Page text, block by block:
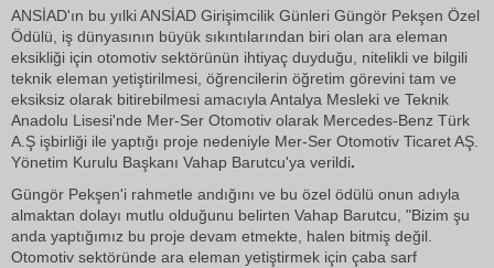
ANSİAD'ın bu yılki ANSİAD Girişimcilik Günleri Güngör Pekşen Özel
Ödülü, iş dünyasının büyük sıkıntılarından biri olan ara eleman
eksikliği için otomotiv sektörünün ihtiyaç duyduğu, nitelikli ve bilgili
teknik eleman yetiştirilmesi, öğrencilerin öğretim görevini tam ve
eksiksiz olarak bitirebilmesi amacıyla Antalya Mesleki ve Teknik
Anadolu Lisesi'nde Mer-Ser Otomotiv olarak Mercedes-Benz Türk
A.Ş işbirliği ile yaptığı proje nedeniyle Mer-Ser Otomotiv Ticaret AŞ.
Yönetim Kurulu Başkanı Vahap Barutcu'ya verildi.
Güngör Pekşen'i rahmetle andığını ve bu özel ödülü onun adıyla
almaktan dolayı mutlu olduğunu belirten Vahap Barutcu, "Bizim şu
anda yaptığımız bu proje devam etmekte, halen bitmiş değil.
Otomotiv sektöründe ara eleman yetiştirmek için çaba sarf